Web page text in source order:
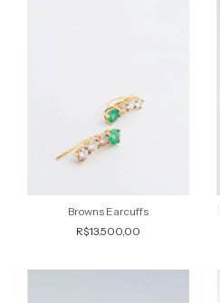
Browns Earcuffs
R$13.500,00